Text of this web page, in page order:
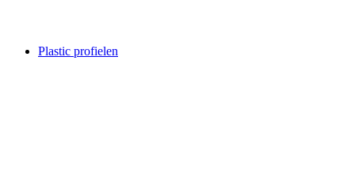
Plastic profielen